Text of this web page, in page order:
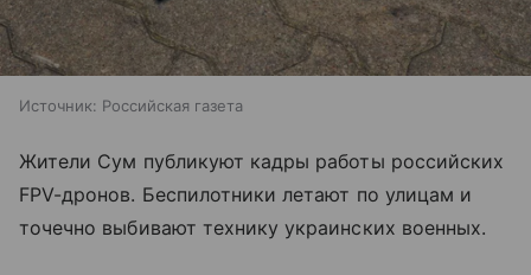
Источник: Российская газета
Жители Сум публикуют кадры работы российских
FPV-дронов. Беспилотники летают по улицам и
точечно выбивают технику украинских военных.